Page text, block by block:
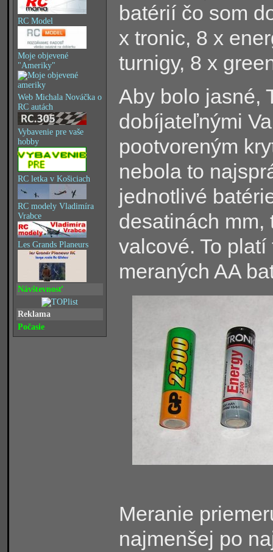
RC Model
Moje objevené
"Ameriky"
Web Michala Nováčka o
RC autách
Vybavenie pre vaše
hobby
RC letka v Košiciach
RC modely Vladimíra
Vrabce
Les Grands Planeurs
Návštevnosť
Reklama
Počasie
batérií čo som
x tronic, 8 x
turnigy, 8 x
Aby bolo jasné,
dobíjateľnými
pootvoreným
nebola to
jednotlivé
desatinách mm,
valcové. To
meraných AA
Meranie
najmenšej po